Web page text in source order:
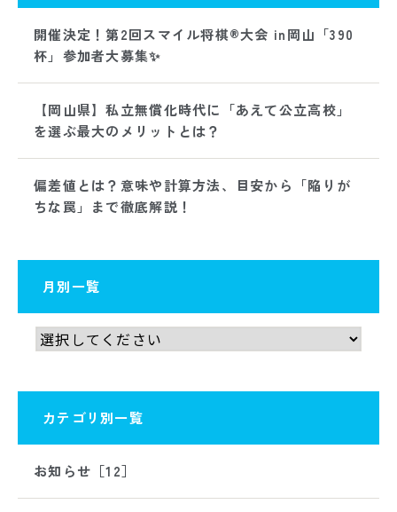
開催決定！第2回スマイル将棋®大会 in岡山「390
杯」参加者大募集✨
【岡山県】私立無償化時代に「あえて公立高校」
を選ぶ最大のメリットとは？
偏差値とは？意味や計算方法、目安から「陥りが
ちな罠」まで徹底解説！
月別一覧
カテゴリ別一覧
お知らせ［12］